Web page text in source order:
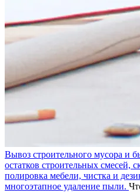
Вывоз строительного мусора и
остатков строительных смесей,
полировка мебели, чистка и
многоэтапное удаление пыли.